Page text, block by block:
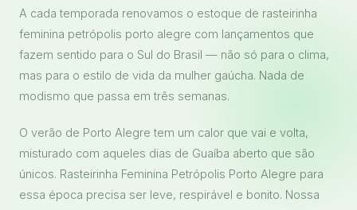
A cada temporada renovamos o estoque de rasteirinha
feminina petrópolis porto alegre com lançamentos que
fazem sentido para o Sul do Brasil — não só para o clima,
mas para o estilo de vida da mulher gaúcha. Nada de
modismo que passa em três semanas.
O verão de Porto Alegre tem um calor que vai e volta,
misturado com aqueles dias de Guaíba aberto que são
únicos. Rasteirinha Feminina Petrópolis Porto Alegre para
essa época precisa ser leve, respirável e bonito. Nossa